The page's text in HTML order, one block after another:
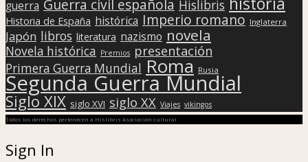
guerra Guerra civil española Hislibris
Historia de España histórica Imperio romano Inglaterra
Japón libros literatura nazismo novela
Novela histórica Premios presentación
Primera Guerra Mundial Roma Rusia
Segunda Guerra Mundial
Siglo XIX siglo XVI siglo XX Viajes vikingos
Todos los derechos pertenecen a Hislibris Asociación cultural
Sign In